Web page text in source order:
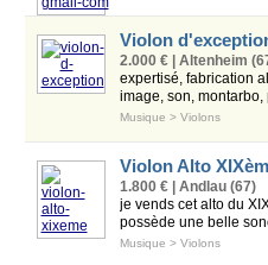
Violon
2.000 € | Altenheim
expertisé, fabrication
image, son,
Musique > Violons
Violon Alto
1.800 € | Andlau (67)
je vends cet alto du
possède une belle
Musique > Violons